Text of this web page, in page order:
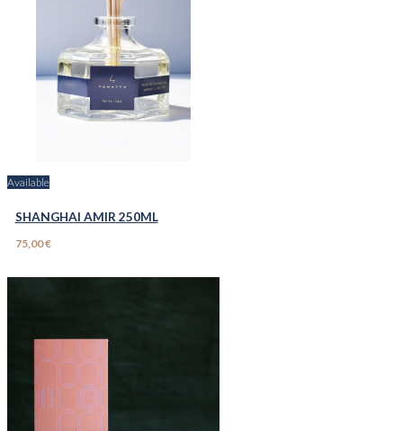
Available
SHANGHAI AMIR 250ML
75,00 €